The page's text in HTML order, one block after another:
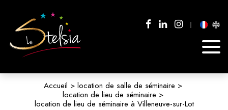
Accueil
location de salle de séminaire
location de lieu de séminaire
location de lieu de séminaire à Villeneuve-sur-Lot